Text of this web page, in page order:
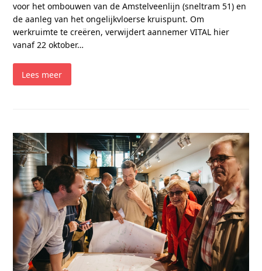
voor het ombouwen van de Amstelveenlijn (sneltram 51) en
de aanleg van het ongelijkvloerse kruispunt. Om
werkruimte te creëren, verwijdert aannemer VITAL hier
vanaf 22 oktober…
Lees meer